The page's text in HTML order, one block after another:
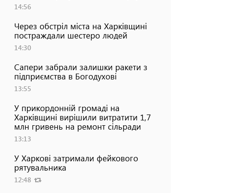
14:56
Через обстріл міста на Харківщині
постраждали шестеро людей
14:30
Сапери забрали залишки ракети з
підприємства в Богодухові
13:55
У прикордонній громаді на
Харківщині вирішили витратити 1,7
млн гривень на ремонт сільради
13:13
У Харкові затримали фейкового
рятувальника
12:48